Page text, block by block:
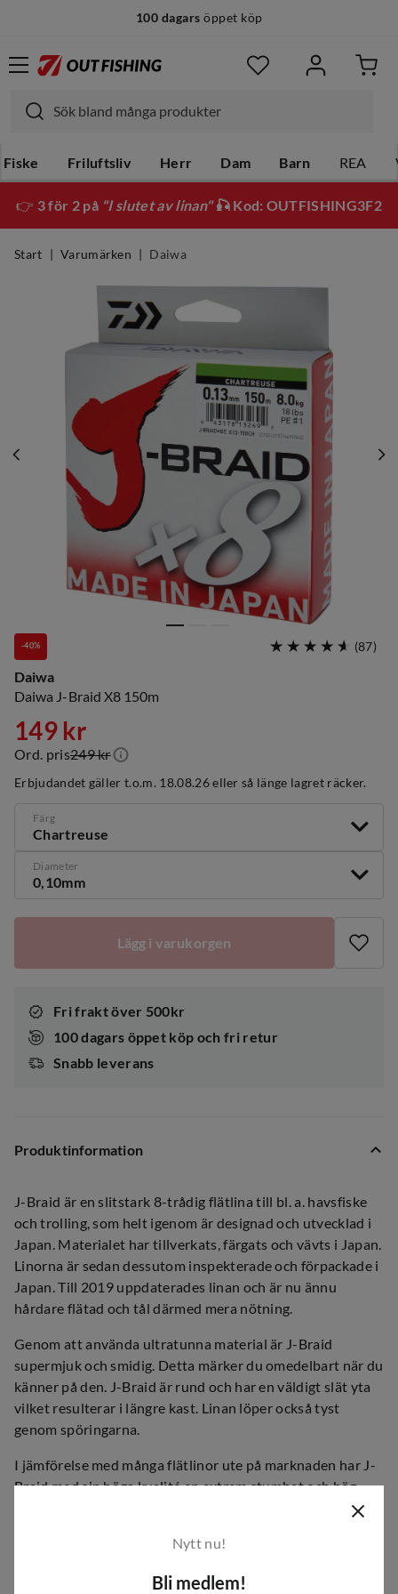
100 dagars öppet köp
Fiske Friluftsliv Herr Dam Barn REA
👉 3 för 2 på "I slutet av linan"🎣 Kod: OUTFISHING3F2
Start Varumärken Daiwa
-40% (87)
Daiwa
Daiwa J-Braid X8 150m
discounted
price
149 kr
original
price
Ord. pris249 kr
Erbjudandet gäller t.o.m. 18.08.26 eller så länge lagret räcker.
Färg
Chartreuse
Diameter
0,10mm
Lägg i varukorgen
Fri frakt över 500kr
100 dagars öppet köp och fri retur
Snabb leverans
Produktinformation
J-Braid är en slitstark 8-trådig flätlina till bl. a. havsfiske
och trolling, som helt igenom är designad och utvecklad i
Japan. Materialet har tillverkats, färgats och vävts i Japan.
Linorna är sedan dessutom inspekterade och förpackade i
Japan. Till 2019 uppdaterades linan och är nu ännu
hårdare flätad och tål därmed mera nötning.
Genom att använda ultratunna material är J-Braid
supermjuk och smidig. Detta märker du omedelbart när du
känner på den. J-Braid är rund och har en väldigt slät yta
vilket resulterar i längre kast. Linan löper också tyst
genom spöringarna.
I jämförelse med många flätlinor ute på marknaden har J-
Braid med sin höga kvalité en extrem stumhet och hög
kommer att upptäcka att det är “stort värde för pengarna”.
Nytt nu!
Bli medlem!